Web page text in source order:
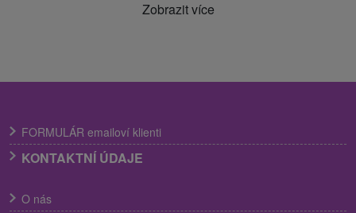
Zobrazit více
FORMULÁR emailoví klienti
KONTAKTNÍ ÚDAJE
O nás